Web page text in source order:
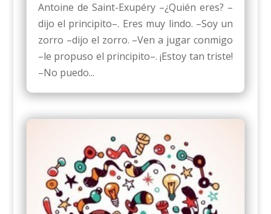
Antoine de Saint-Exupéry –¿Quién eres? –
dijo el principito–. Eres muy lindo. –Soy un
zorro –dijo el zorro. –Ven a jugar conmigo
–le propuso el principito–. ¡Estoy tan triste!
–No puedo...